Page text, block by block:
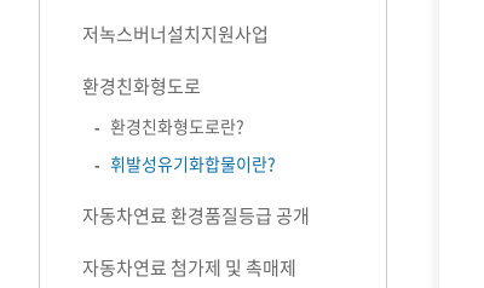
저녹스버너설치지원사업
환경친화형도로
환경친화형도로란?
휘발성유기화합물이란?
자동차연료 환경품질등급 공개
자동차연료 첨가제 및 촉매제